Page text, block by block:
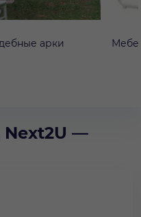
арки
Next2U —